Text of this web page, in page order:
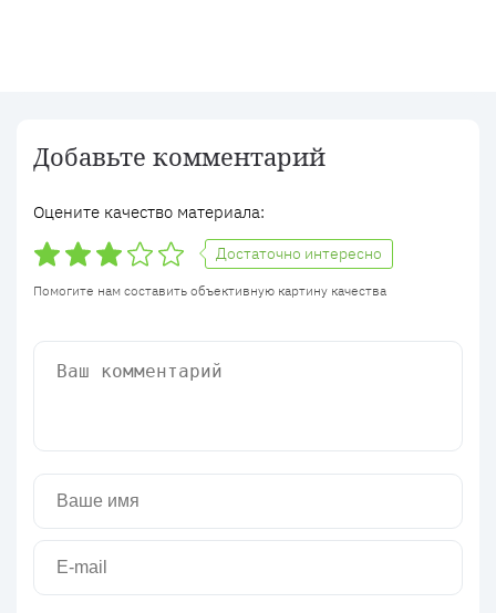
Добавьте комментарий
Оцените качество материала:
Достаточно интересно
Помогите нам составить объективную картину качества